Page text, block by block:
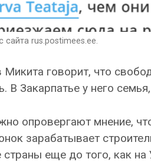
сайта rus.postimees.ee.
говорит, что
В Закарпатье у него
опровергают мнение,
зарабатывает
страны еще до того, как